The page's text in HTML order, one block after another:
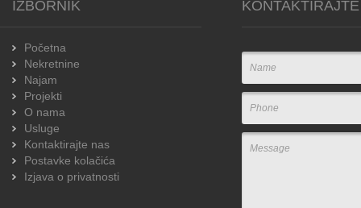
IZBORNIK
Početna
Nekretnine
Najam
Projekti
O nama
Usluge
Kontaktirajte nas
Postavke kolačića
Izjava o privatnosti